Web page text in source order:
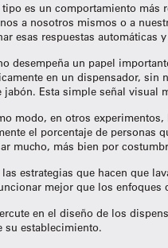
tipo es un comportamiento más
a nosotros mismos o a
esas respuestas automáticas
desempeña un papel
en un dispensador, sin
jabón. Esta simple señal visual
modo, en otros
el porcentaje de personas
mucho, más bien por
las estrategias que hacen que
mejor que los enfoques
en el diseño de los
su establecimiento.